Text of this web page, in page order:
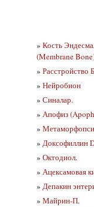
» Кость
(Membrane
» Расстройство
» Нейробион
» Синалар.
» Апофиз
»
» Доксофиллин
» Октодиол.
» Ацексамовая
» Депакин
» Майрин-П.